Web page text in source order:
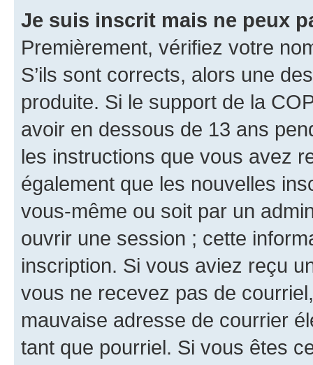
Je suis inscrit mais ne peux
Premièrement, vérifiez votre
S’ils sont corrects, alors une
produite. Si le support de la
avoir en dessous de 13 ans
les instructions que vous avez
également que les nouvelles
vous-même ou soit par un
ouvrir une session ; cette
inscription. Si vous aviez reçu
vous ne recevez pas de
mauvaise adresse de courrier
tant que pourriel. Si vous êtes